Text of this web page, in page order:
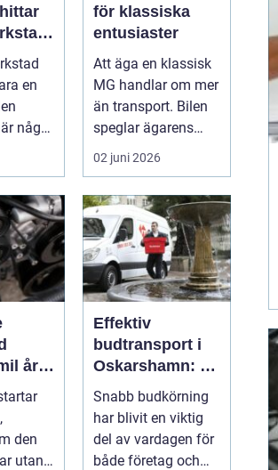
en
något
för klassiska
entusiaster
Att äga en klassisk
MG handlar om mer
än transport. Bilen
speglar ägarens
intresse för teknik,
histo...
02 juni 2026
året
den
utan
Effektiv
budtransport i
Oskarshamn: Så
väljer företag
och
privatpersoner
rätt lösning
Snabb budkörning
har blivit en viktig
del av vardagen för
både företag och